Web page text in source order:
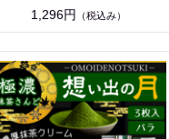
1,296円
（税込み）